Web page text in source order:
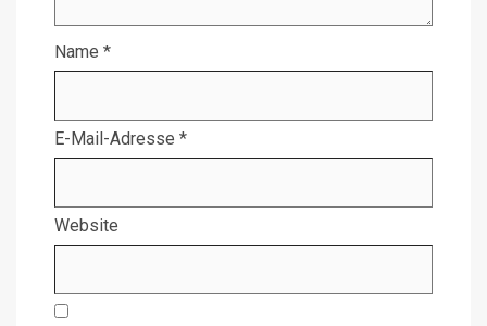
Name *
E-Mail-Adresse *
Website